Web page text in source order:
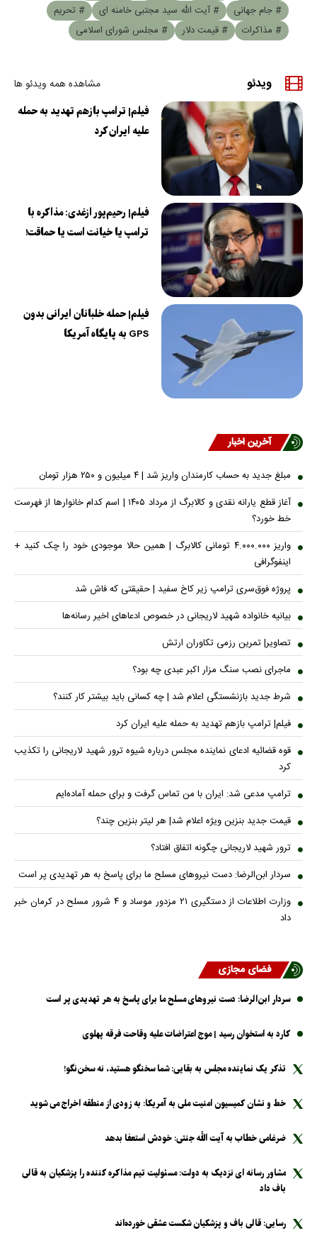
# جام جهانی
# آیت الله سید مجتبی خامنه ای
# تحریم
# مذاکرات
# قیمت دلار # مجلس شورای اسلامی
ویدئو مشاهده همه ویدئو ها
فیلم| ترامپ بازهم تهدید به حمله
علیه ایران کرد
فیلم| رحیم‌پور ازغدی: مذاکره با
ترامپ یا خیانت است یا حماقت!
فیلم| حمله خلبانان ایرانی بدون
GPS به پایگاه آمریکا
آخرین اخبار
مبلغ جدید به حساب کارمندان واریز شد | ۴ میلیون و ۲۵۰ هزار تومان
آغاز قطع یارانه نقدی و کالابرگ از مرداد ۱۴۰۵ | اسم کدام خانوار‌ها از فهرست
خط خورد؟
واریز ۴.۰۰۰.۰۰۰ تومانی کالابرگ | همین حالا موجودی خود را چک کنید +
اینفوگرافی
پروژه فوق‌سری ترامپ زیر کاخ سفید | حقیقتی که فاش شد
بیانیه خانواده شهید لاریجانی در خصوص ادعاهای اخیر رسانه‌ها
تصاویر| تمرین رزمی تکاوران ارتش
ماجرای نصب سنگ مزار اکبر عبدی چه بود؟
شرط جدید بازنشستگی اعلام شد | چه کسانی باید بیشتر کار کنند؟
فیلم| ترامپ بازهم تهدید به حمله علیه ایران کرد
قوه قضائیه ادعای نماینده مجلس درباره شیوه ترور شهید لاریجانی را تکذیب
کرد
ترامپ مدعی شد: ایران با من تماس گرفت و برای حمله آماده‌ایم
قیمت جدید بنزین ویژه اعلام شد| هر لیتر بنزین چند؟
ترور شهید لاریجانی چگونه اتفاق افتاد؟
سردار ابن‌الرضا: دست نیرو‌های مسلح ما برای پاسخ به هر تهدیدی پر است
وزارت اطلاعات از دستگیری ۲۱ مزدور موساد و ۴ شرور مسلح در کرمان خبر
داد
فضای مجازی
سردار ابن‌الرضا: دست نیرو‌های مسلح ما برای پاسخ به هر تهدیدی پر است
کارد به استخوان رسید | موج اعتراضات علیه وقاحت فرقه پهلوی
تذکر یک نماینده مجلس به بقایی: شما سخنگو هستید، نه سخن‌نگو!
خط و نشان کمیسیون امنیت ملی به آمریکا: به زودی از منطقه اخراج می شوید
ضرغامی خطاب به آیت الله جنتی: خودش استعفا بدهد
مشاور رسانه ای نزدیک به دولت: مسئولیت تیم مذاکره کننده را پزشکیان به قالی
باف داد
رسایی: قالی باف و پزشکیان شکست عشقی خورده‌اند